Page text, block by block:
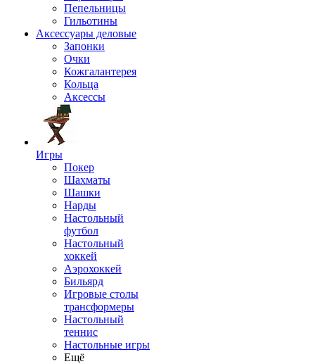
Пепельницы
Гильотины
Аксессуары деловые
Запонки
Очки
Кожгалантерея
Кольца
Аксессы
Игры
Покер
Шахматы
Шашки
Нарды
Настольный
футбол
Настольный
хоккей
Аэрохоккей
Бильярд
Игровые столы
трансформеры
Настольный
теннис
Настольные игры
Ещё